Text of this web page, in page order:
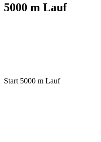
5000 m Lauf
Start 5000 m Lauf